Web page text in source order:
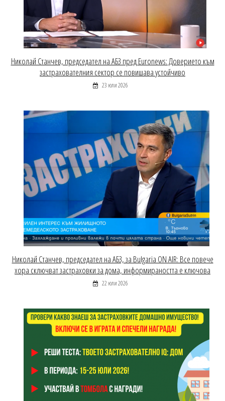
Николай Станчев, председател на АБЗ пред Euronews: Доверието към
застрахователния сектор се повишава устойчиво
23 юли 2026
Николай Станчев, председател на АБЗ, за Bulgaria ON AIR: Все повече
хора сключват застраховки за дома, информираността е ключова
22 юли 2026